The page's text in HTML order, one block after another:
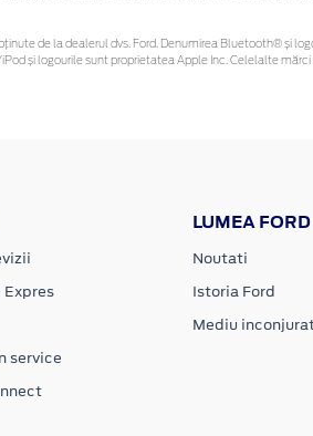
de la dealerul dvs. Ford. Denumirea Bluetooth® și
și logourile sunt proprietatea Apple Inc. Celelalte
Expres
service
LUMEA FORD
Noutati
Istoria Ford
Mediu